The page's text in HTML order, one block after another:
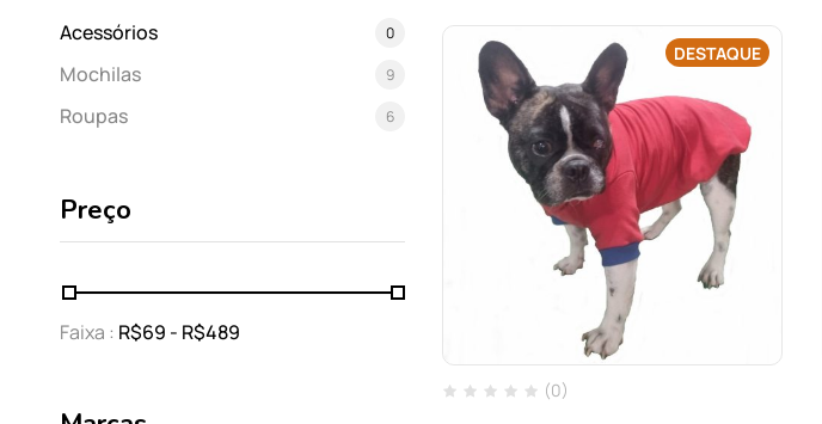
Acessórios 0
Mochilas 9
Roupas 6
Preço
Faixa : R$69 - R$489
DESTAQUE
(0)